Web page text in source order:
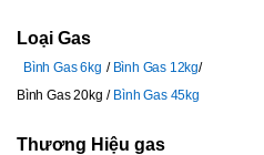
Loại Gas
Bình Gas 6kg
Bình Gas 12kg
Bình Gas 20kg
Bình Gas 45kg
Thương Hiệu gas